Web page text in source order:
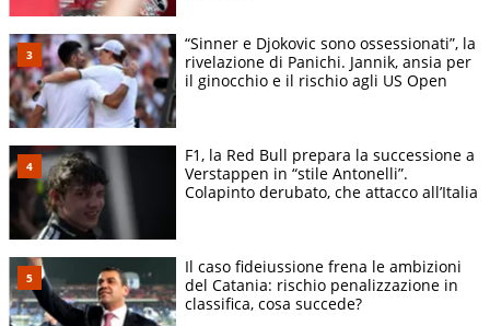
“Sinner e Djokovic sono ossessionati”, la
rivelazione di Panichi. Jannik, ansia per
il ginocchio e il rischio agli US Open
F1, la Red Bull prepara la successione a
Verstappen in “stile Antonelli”.
Colapinto derubato, che attacco all’Italia
Il caso fideiussione frena le ambizioni
del Catania: rischio penalizzazione in
classifica, cosa succede?